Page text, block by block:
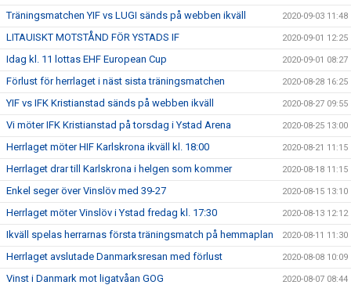
Träningsmatchen YIF vs LUGI sänds på webben ikväll 2020-09-03 11:48
LITAUISKT MOTSTÅND FÖR YSTADS IF 2020-09-01 12:25
Idag kl. 11 lottas EHF European Cup 2020-09-01 08:27
Förlust för herrlaget i näst sista träningsmatchen 2020-08-28 16:25
YIF vs IFK Kristianstad sänds på webben ikväll 2020-08-27 09:55
Vi möter IFK Kristianstad på torsdag i Ystad Arena 2020-08-25 13:00
Herrlaget möter HIF Karlskrona ikväll kl. 18:00 2020-08-21 11:15
Herrlaget drar till Karlskrona i helgen som kommer 2020-08-18 11:15
Enkel seger över Vinslöv med 39-27 2020-08-15 13:10
Herrlaget möter Vinslöv i Ystad fredag kl. 17:30 2020-08-13 12:12
Ikväll spelas herrarnas första träningsmatch på hemmaplan 2020-08-11 11:30
Herrlaget avslutade Danmarksresan med förlust 2020-08-08 10:09
Vinst i Danmark mot ligatvåan GOG 2020-08-07 08:44